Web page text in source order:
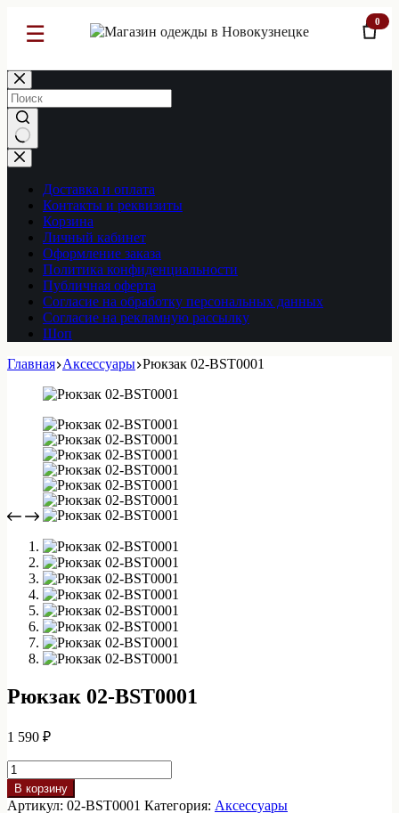
☰ 0
Перейти
к
сути
Ничего
не
найденоДоставка и оплата
Контакты и реквизиты
Корзина
Личный кабинет
Оформление заказа
Политика конфиденциальности
Публичная оферта
Согласие на обработку персональных данных
Согласие на рекламную рассылку
Шоп
Главная Аксессуары Рюкзак 02-BST0001
Рюкзак 02-BST0001
1 590 ₽
Количество
товара
Рюкзак
В корзину
Артикул: 02-BST0001 Категория: Аксессуары